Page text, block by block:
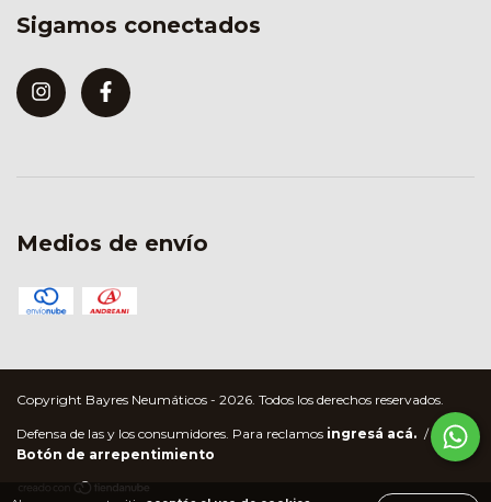
Sigamos conectados
Medios de envío
Copyright Bayres Neumáticos - 2026. Todos los derechos reservados.
Defensa de las y los consumidores. Para reclamos ingresá acá. /
Botón de arrepentimiento